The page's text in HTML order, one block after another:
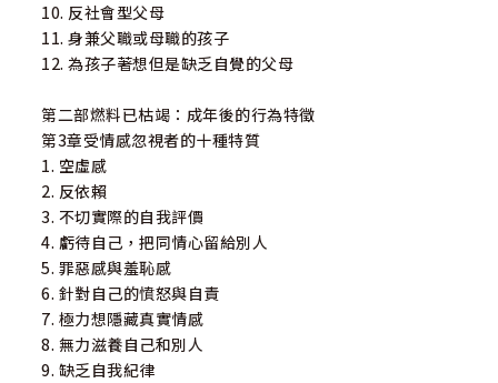
「『童年情感忽視』為許多人在成長過程中莫名感到空
在幸福童年生活之下未被滿足的心理需求，是如此渴望被大
人看見呀！一直到長大後，仍是如此。」──陳志恆（諮商
心理師、作家）
「這本由鍾妮斯．韋伯博士所著的好書，很有系統性的
解答我們周遭人很常見的困擾：為何我們總是渴望親密，卻
又難以承受？作者運用『依附關係』和『情緒智商』，來解
讀以上困擾的源頭：童年情感忽視。全書分別整理出十二種
導致孩子的情感被忽視的父母類型，受童年情感忽視者的行
為特徵，修復童年情感忽視，從原因、症狀、處置提供十分
清楚的說明與建議。」──楊聰財（楊聰才身心診所院長）
10. 反社會型父母
11. 身兼父職或母職的孩子
12. 為孩子著想但是缺乏自覺的父母
第二部燃料已枯竭：成年後的行為特徵
第3章受情感忽視者的十種特質
1. 空虛感
2. 反依賴
3. 不切實際的自我評價
4. 虧待自己，把同情心留給別人
5. 罪惡感與羞恥感
6. 針對自己的憤怒與自責
7. 極力想隱藏真實情感
8. 無力滋養自己和別人
9. 缺乏自我紀律